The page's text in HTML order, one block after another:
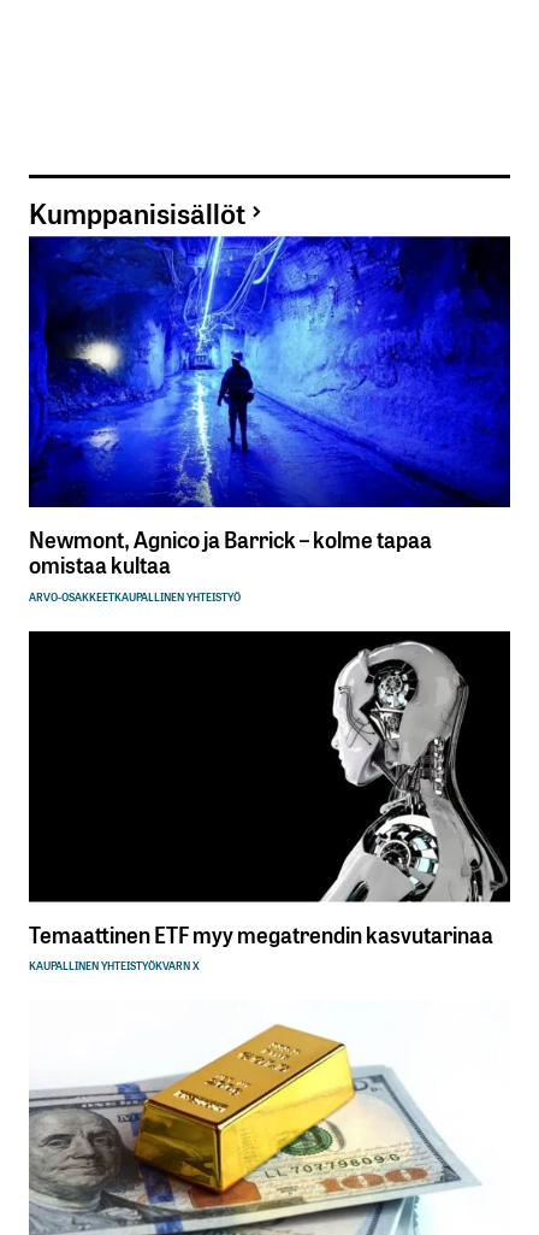
Kumppanisisällöt
Newmont, Agnico ja Barrick – kolme tapaa
omistaa kultaa
ARVO-OSAKKEETKAUPALLINEN YHTEISTYÖ
Temaattinen ETF myy megatrendin kasvutarinaa
KAUPALLINEN YHTEISTYÖKVARN X